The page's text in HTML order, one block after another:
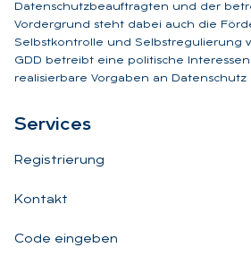
Datenschutzbeauftragten und der
Vordergrund steht dabei auch die
Selbstkontrolle und Selbstregulierung
GDD betreibt eine politische
realisierbare Vorgaben an
Ser­vices
Registrierung
Kontakt
Code eingeben